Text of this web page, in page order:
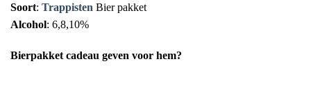
Soort: Trappisten Bier pakket
Alcohol: 6,8,10%
Bierpakket cadeau geven voor hem?